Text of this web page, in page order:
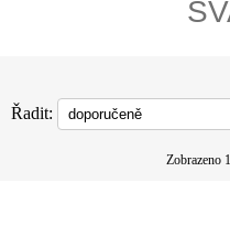
Řadit:
Zobrazeno